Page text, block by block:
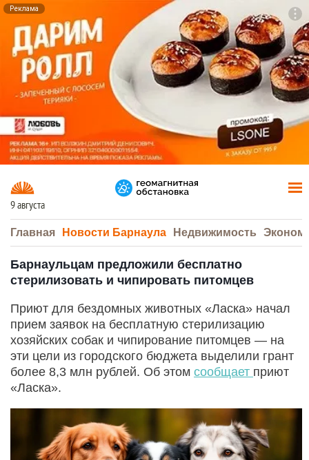
Реклама
9 августа
Главная Новости Барнаула Недвижимость
Барнаульцам предложили бесплатно
стерилизовать и чипировать питомцев
Приют для бездомных животных «Ласка» начал
прием заявок на бесплатную стерилизацию
хозяйских собак и чипирование питомцев — на
эти цели из городского бюджета выделили грант
более 8,3 млн рублей. Об этом сообщает приют
«Ласка».